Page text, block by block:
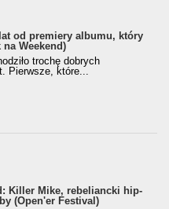
od premiery albumu, który
Weekend)
trochę dobrych
Pierwsze, które...
Killer Mike, rebeliancki hip-
(Open'er Festival)